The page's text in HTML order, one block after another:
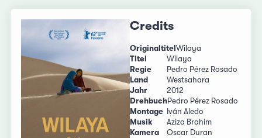
Credits
Originaltitel Wilaya
Titel
Wilaya
Regie
Pedro Pérez Rosado
Land
Westsahara
Jahr
2012
DrehbuchPedro Pérez Rosado
Montage Iván Aledo
Musik
Aziza Brahim
Kamera
Oscar Duran